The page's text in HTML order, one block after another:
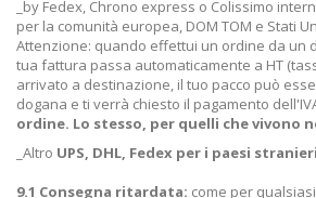
_by Fedex, Chrono express o Colissimo
per la comunità europea, DOM TOM e Stati
Attenzione: quando effettui un ordine da un
tua fattura passa automaticamente a HT
arrivato a destinazione, il tuo pacco può
dogana e ti verrà chiesto il pagamento
ordine. Lo stesso, per quelli che vivono
_Altro UPS, DHL, Fedex per i paesi
9.1 Consegna ritardata: come per